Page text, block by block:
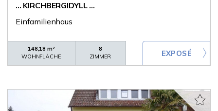
... KIRCHBERGIDYLL ...
Einfamilienhaus
148,18 m²
WOHNFLÄCHE
8
ZIMMER